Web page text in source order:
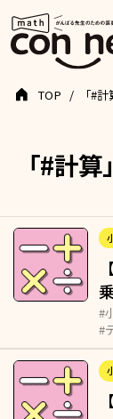
「#計
TOP 「#
#
#